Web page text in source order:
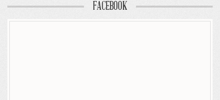
FACEBOOK